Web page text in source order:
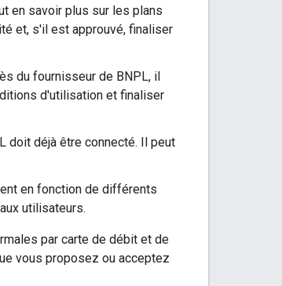
en savoir plus sur les plans
et, s'il est approuvé, finaliser
du fournisseur de BNPL, il
d'utilisation et finaliser
doit déjà être connecté. Il peut
en fonction de différents
utilisateurs.
par carte de débit et de
vous proposez ou acceptez